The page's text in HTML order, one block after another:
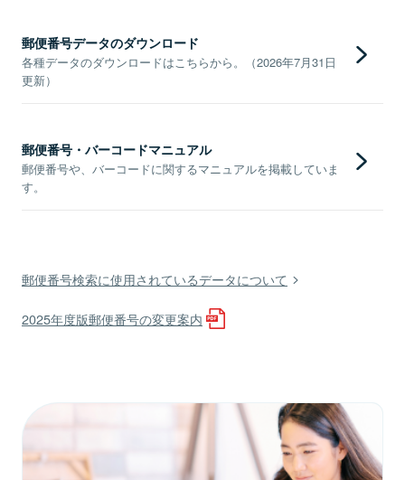
郵便番号データのダウンロード
各種データのダウンロードはこちらから。（2026年7月31日
更新）
郵便番号・バーコードマニュアル
郵便番号や、バーコードに関するマニュアルを掲載していま
す。
郵便番号検索に使用されているデータについて
2025年度版郵便番号の変更案内